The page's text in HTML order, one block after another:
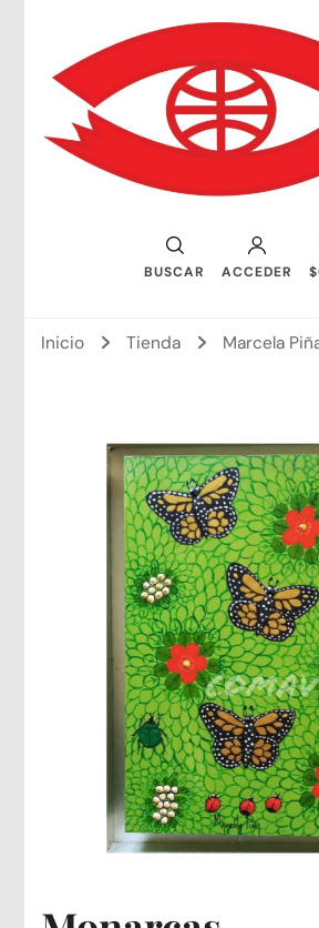
Consejo Mundial de Artistas
BUSCAR ACCEDER
Inicio Tienda Marcela